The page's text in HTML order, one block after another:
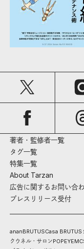
著者・監修者一覧
タグ一覧
特集一覧
About Tarzan
広告に関するお問い合
プレスリリース受付
ananBRUTUSCasa BRUTUS
クウネル・サロンPOPEYE